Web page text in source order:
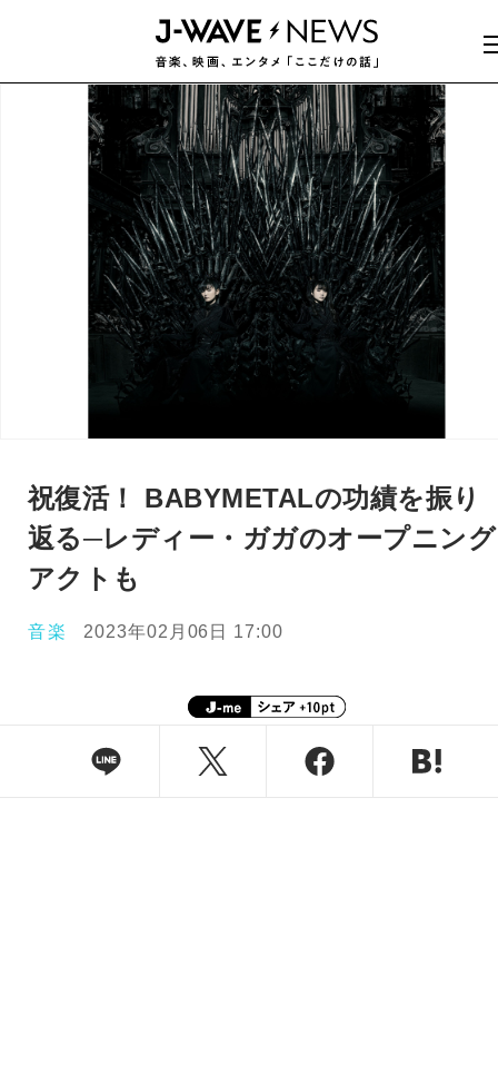
祝復活！ BABYMETALの功績を振り
返る─レディー・ガガのオープニング
アクトも
音楽 2023年02月06日 17:00